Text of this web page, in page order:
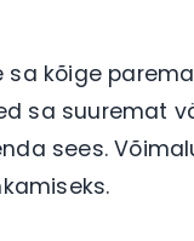
sa kõige
sa suuremat
sees.